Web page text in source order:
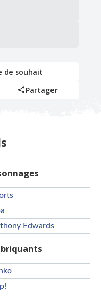
de souhait
Partager
Edwards